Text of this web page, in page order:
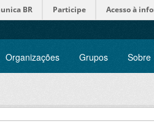
BR Participe Acesso à
Organizações Grupos Sobre